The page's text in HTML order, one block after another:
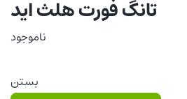
تانگ فورت هلث اید
ناموجود
بستن